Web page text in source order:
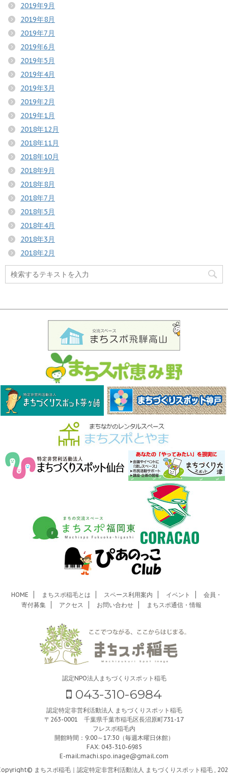
2019年9月
2019年8月
2019年7月
2019年6月
2019年5月
2019年4月
2019年3月
2019年2月
2019年1月
2018年12月
2018年11月
2018年10月
2018年9月
2018年8月
2018年7月
2018年5月
2018年4月
2018年3月
2018年2月
HOME まちスポ稲毛とは スペース利用案内 イベント
会員・
寄付募集
アクセス お問い合わせ まちスポ通信・情報
認定NPO法人まちづくりスポット稲毛
043-310-6984
認定特定非営利活動法人 まちづくりスポット稲毛
〒263-0001 千葉県千葉市稲毛区長沼原町731-17
フレスポ稲毛内
開館時間：9:00～17:30（毎週木曜日休館）
FAX: 043-310-6985
E-mail:machi.spo.inage@gmail.com
まちスポ稲毛｜認定特定非営利活動法人 まちづくりスポット稲毛 ,